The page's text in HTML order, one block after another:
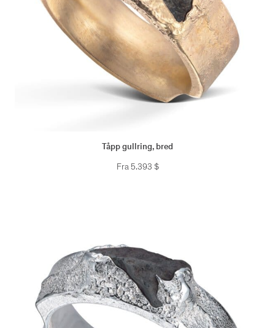
Tåpp gullring, bred
Fra5.393 $